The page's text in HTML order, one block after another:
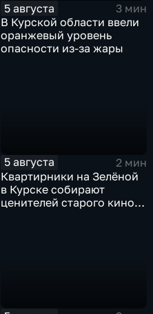
5 августа
3 мин
В Курской области ввели
оранжевый уровень
опасности из-за жары
5 августа
2 мин
Квартирники на Зелёной
в Курске собирают
ценителей старого кино